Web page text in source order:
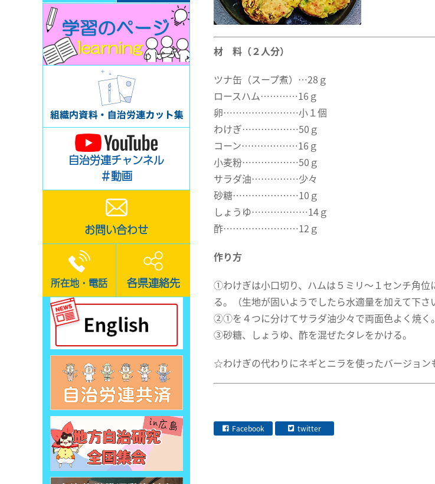
自治労連チャンネル
＃動画
お問い合わせ
所在地・電話 各県連絡先
材 料（２人分）
ツナ缶（スープ煮）…28ｇ
ロースハム…………16ｇ
卵……………………小１個
わけぎ………………50ｇ
コーン………………16ｇ
小麦粉………………50ｇ
サラダ油……………少々
砂糖…………………10ｇ
しょうゆ………………14ｇ
酢……………………12ｇ
作り方
①わけぎは小口切り、ハムは５ミリ～１センチ角
る。（生地が固いようでしたら水適量を加えて下さ
②①を４つに分けてサラダ油少々で両面色よく焼く。
③砂糖、しょうゆ、酢を混ぜたタレをかける。
☆わけぎの代わりにネギとニラを使ったバージョン
Facebook twitter